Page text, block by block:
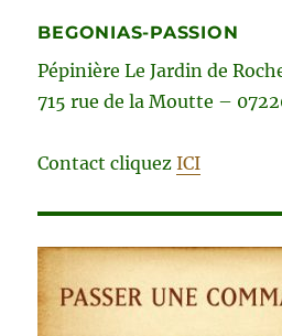
BEGONIAS-PASSION
Pépinière Le Jardin de
715 rue de la Moutte –
Contact cliquezICI